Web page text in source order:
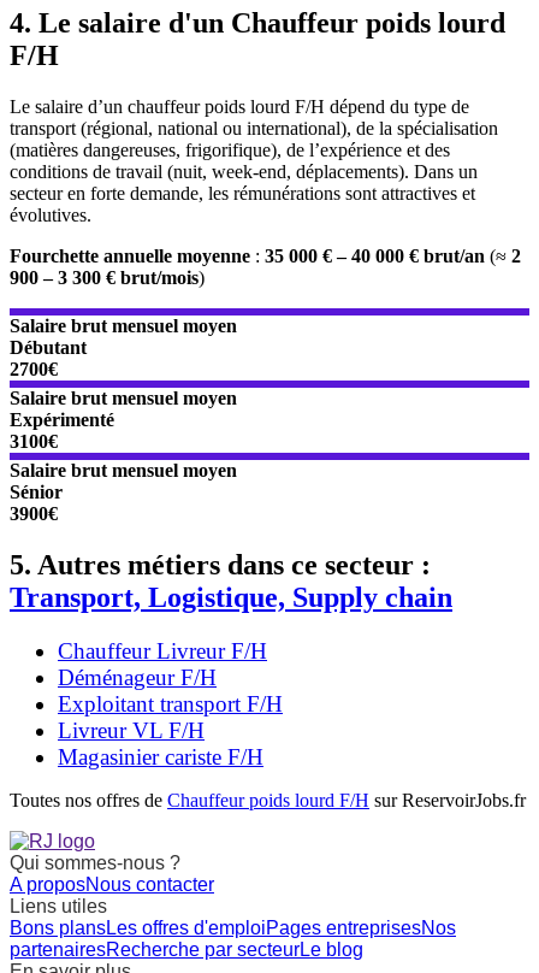
4. Le salaire d'un Chauffeur poids lourd
F/H
Le salaire d’un chauffeur poids lourd F/H dépend du type de
transport (régional, national ou international), de la spécialisation
(matières dangereuses, frigorifique), de l’expérience et des
conditions de travail (nuit, week-end, déplacements). Dans un
secteur en forte demande, les rémunérations sont attractives et
évolutives.
Fourchette annuelle moyenne : 35 000 € – 40 000 € brut/an (≈ 2
900 – 3 300 € brut/mois)
Salaire brut mensuel moyen
Débutant
2700€
Salaire brut mensuel moyen
Expérimenté
3100€
Salaire brut mensuel moyen
Sénior
3900€
5. Autres métiers dans ce secteur :
Transport, Logistique, Supply chain
Chauffeur Livreur F/H
Déménageur F/H
Exploitant transport F/H
Livreur VL F/H
Magasinier cariste F/H
Toutes nos offres de Chauffeur poids lourd F/H sur ReservoirJobs.fr
Qui sommes-nous ?
A proposNous contacter
Liens utiles
Bons plansLes offres d'emploiPages entreprisesNos
partenairesRecherche par secteurLe blog